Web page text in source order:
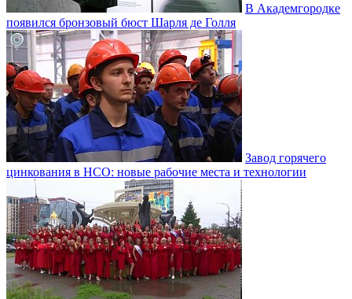
В Академгородке
появился бронзовый бюст Шарля де Голля
Завод горячего
цинкования в НСО: новые рабочие места и технологии